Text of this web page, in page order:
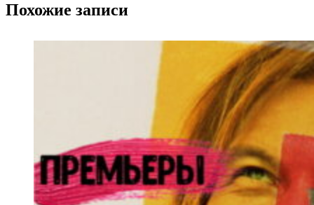
Похожие записи